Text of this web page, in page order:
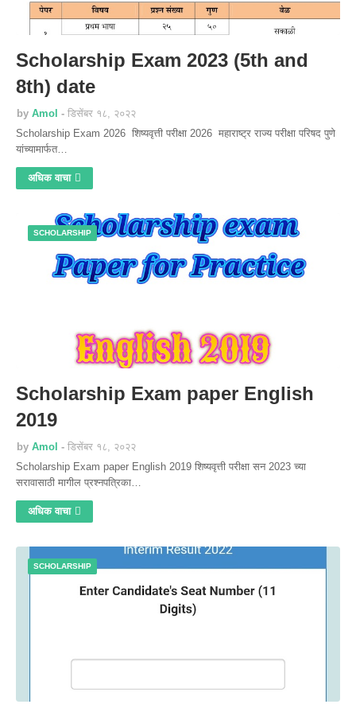
Scholarship Exam 2023 (5th and
8th) date
by Amol
डिसेंबर १८, २०२२
Scholarship Exam 2026 शिष्यवृत्ती परीक्षा 2026 महाराष्ट्र राज्य परीक्षा परिषद पुणे
यांच्यामार्फत…
अधिक वाचा
SCHOLARSHIP
Scholarship Exam paper English
2019
by Amol
डिसेंबर १८, २०२२
Scholarship Exam paper English 2019 शिष्यवृत्ती परीक्षा सन 2023 च्या
सरावासाठी मागील प्रश्नपत्रिका…
अधिक वाचा
SCHOLARSHIP